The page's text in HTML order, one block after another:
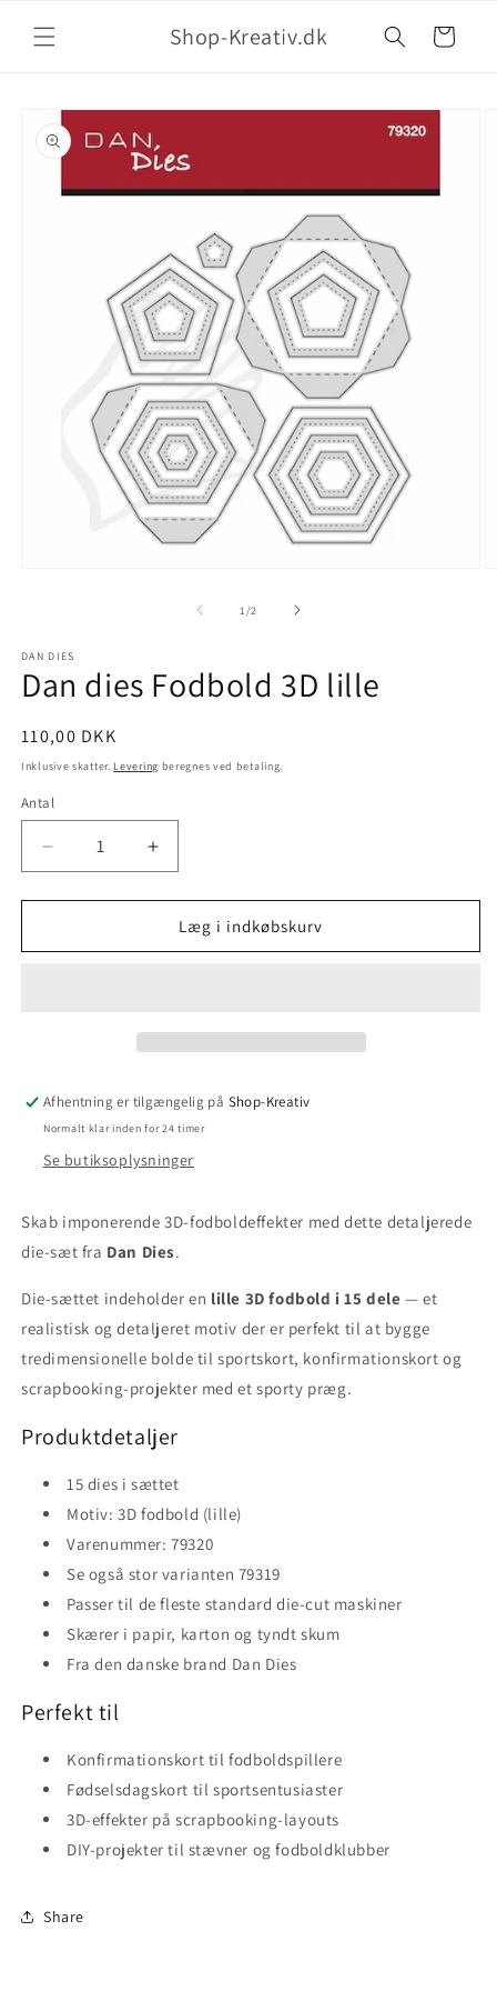
Shop-Kreativ.dk Indkøbskurv
1 /2
DAN DIES
Dan dies Fodbold 3D lille
110,00 DKK
Inklusive skatter. Levering beregnes ved betaling.
Antal
Læg i indkøbskurv
Afhentning er tilgængelig på Shop-Kreativ
Normalt klar inden for 24 timer
Se butiksoplysninger
Skab imponerende 3D-fodboldeffekter med dette detaljerede
die-sæt fra Dan Dies.
Die-sættet indeholder en lille 3D fodbold i 15 dele — et
realistisk og detaljeret motiv der er perfekt til at bygge
tredimensionelle bolde til sportskort, konfirmationskort og
scrapbooking-projekter med et sporty præg.
Produktdetaljer
15 dies i sættet
Motiv: 3D fodbold (lille)
Varenummer: 79320
Se også stor varianten 79319
Passer til de fleste standard die-cut maskiner
Skærer i papir, karton og tyndt skum
Fra den danske brand Dan Dies
Perfekt til
Konfirmationskort til fodboldspillere
Fødselsdagskort til sportsentusiaster
3D-effekter på scrapbooking-layouts
DIY-projekter til stævner og fodboldklubber
Share